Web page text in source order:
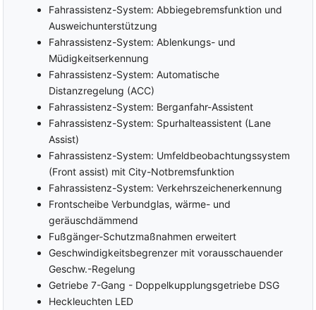
Fahrassistenz-System: Abbiegebremsfunktion und
Ausweichunterstützung
Fahrassistenz-System: Ablenkungs- und
Müdigkeitserkennung
Fahrassistenz-System: Automatische
Distanzregelung (ACC)
Fahrassistenz-System: Berganfahr-Assistent
Fahrassistenz-System: Spurhalteassistent (Lane
Assist)
Fahrassistenz-System: Umfeldbeobachtungssystem
(Front assist) mit City-Notbremsfunktion
Fahrassistenz-System: Verkehrszeichenerkennung
Frontscheibe Verbundglas, wärme- und
geräuschdämmend
Fußgänger-Schutzmaßnahmen erweitert
Geschwindigkeitsbegrenzer mit vorausschauender
Geschw.-Regelung
Getriebe 7-Gang - Doppelkupplungsgetriebe DSG
Heckleuchten LED